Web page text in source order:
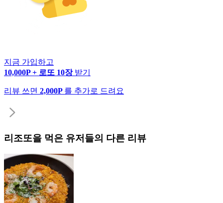
지금 가입하고
10,000P + 로또 10장 받기
리뷰 쓰면 2,000P 를 추가로 드려요
리조또을 먹은 유저들의 다른 리뷰